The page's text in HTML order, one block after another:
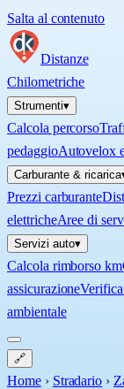
Salta al contenuto
Distanze
Chilometriche
Strumenti▾
Calcola percorso
pedaggioAutovelox
Carburante & ricarica
Prezzi carburante
elettricheAree di
Servizi auto▾
Calcola rimborso km
assicurazione
ambientale
🔗
Home › Stradario ›